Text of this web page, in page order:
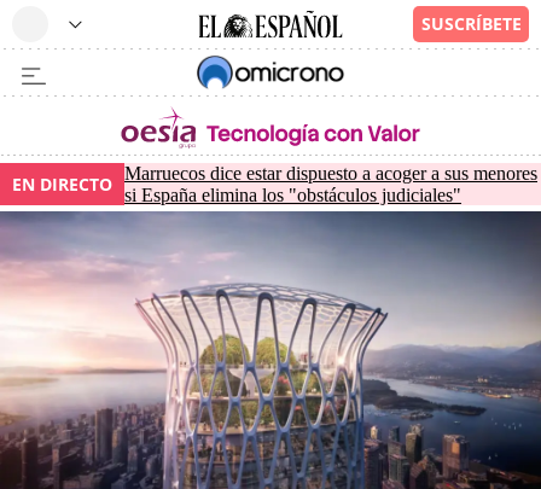
EN DIRECTO Marruecos dice estar dispuesto a acoger a sus menores
si España elimina los "obstáculos judiciales"